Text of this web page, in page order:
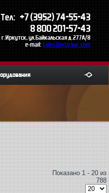
Тел: +7 (3952) 74-55-43
8 800 201-57-43
г.Иркутск, ул.Байкальская д.277А/8
e-mail:sales@ecosvar.com
Показано 1 - 20 из
788